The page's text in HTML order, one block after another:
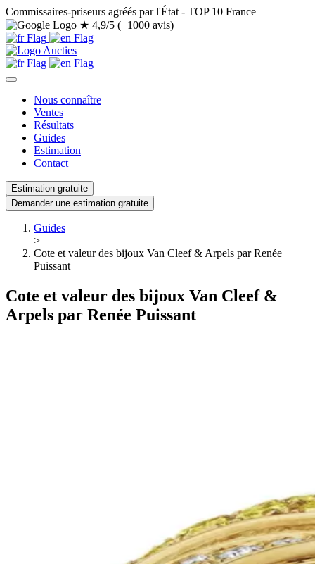
Commissaires-priseurs agréés par l'État - TOP 10 France
★ 4,9/5 (+1000 avis)
Nous connaître
Ventes
Résultats
Guides
Estimation
Contact
Estimation gratuite
Demander une estimation gratuite
Guides
>
Cote et valeur des bijoux Van Cleef & Arpels par Renée
Puissant
Cote et valeur des bijoux Van Cleef &
Arpels par Renée Puissant